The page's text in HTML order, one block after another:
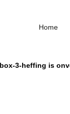
Home
3-heffing is